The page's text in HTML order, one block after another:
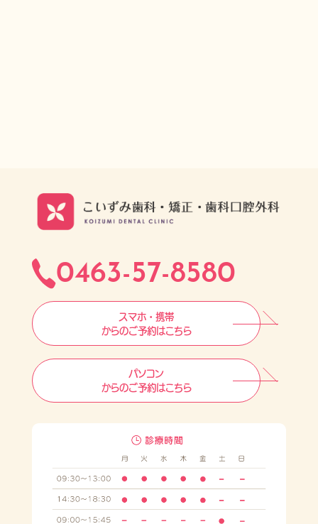
0463-57-8580
スマホ・携帯
からのご予約はこちら
パソコン
からのご予約はこちら